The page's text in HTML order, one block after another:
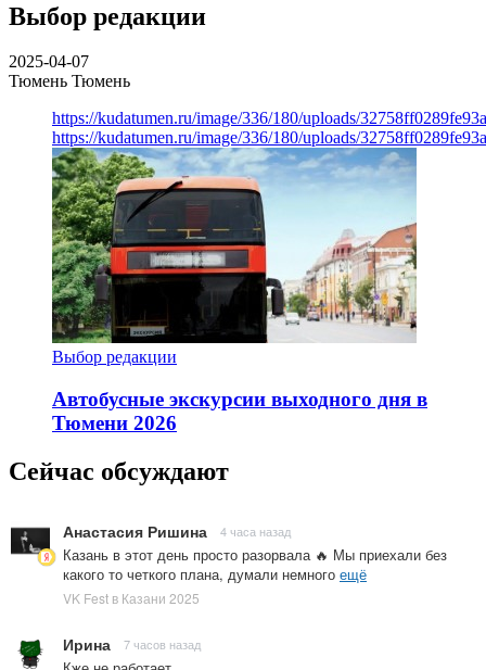
Выбор редакции
2025-04-07
Тюмень Тюмень
https://kudatumen.ru/image/336/180/uploads/
https://kudatumen.ru/image/336/180/uploads/
Выбор редакции
Автобусные экскурсии выходного дня в
Тюмени 2026
Сейчас обсуждают
Анастасия Ришина 4 часа назад
Казань в этот день просто разорвала 🔥 Мы приехали без
какого то четкого плана, думали немного ещё
VK Fest в Казани 2025
Ирина 7 часов назад